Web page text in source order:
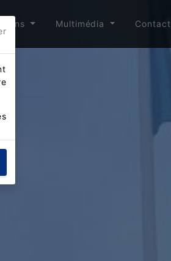
Multimédia Contact